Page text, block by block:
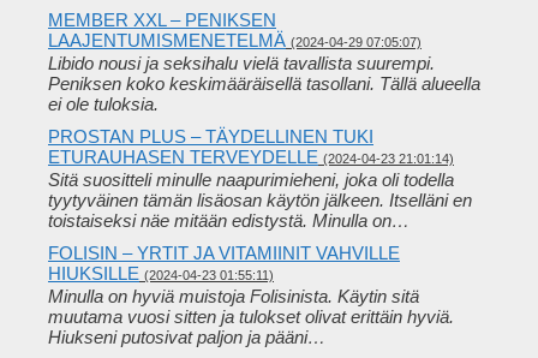
MEMBER XXL – PENIKSEN
LAAJENTUMISMENETELMÄ (2024-04-29 07:05:07)
Libido nousi ja seksihalu vielä tavallista suurempi.
Peniksen koko keskimääräisellä tasollani. Tällä alueella
ei ole tuloksia.
PROSTAN PLUS – TÄYDELLINEN TUKI
ETURAUHASEN TERVEYDELLE (2024-04-23 21:01:14)
Sitä suositteli minulle naapurimieheni, joka oli todella
tyytyväinen tämän lisäosan käytön jälkeen. Itselläni en
toistaiseksi näe mitään edistystä. Minulla on…
FOLISIN – YRTIT JA VITAMIINIT VAHVILLE
HIUKSILLE (2024-04-23 01:55:11)
Minulla on hyviä muistoja Folisinista. Käytin sitä
muutama vuosi sitten ja tulokset olivat erittäin hyviä.
Hiukseni putosivat paljon ja pääni…